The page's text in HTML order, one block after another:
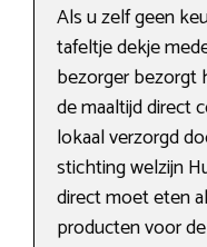
Als u zelf geen
tafeltje dekje
bezorger bezorgt
de maaltijd direct
lokaal verzorgd
stichting welzijn
direct moet eten
producten voor